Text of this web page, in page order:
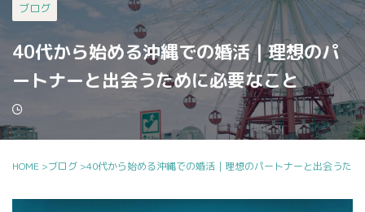
ブログ
40代から始める沖縄での婚活｜理想のパ
ートナーと出会うために必要なこと
HOME >ブログ >40代から始める沖縄での婚活｜理想のパートナーと出会うた